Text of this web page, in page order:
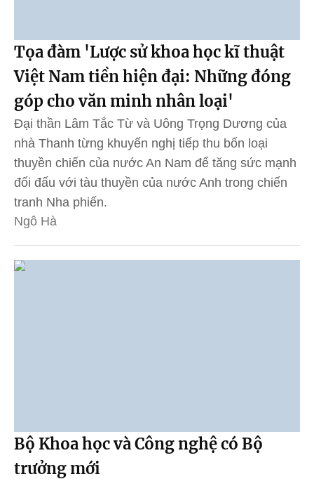
Tọa đàm 'Lược sử khoa học kĩ thuật
Việt Nam tiền hiện đại: Những đóng
góp cho văn minh nhân loại'
Đại thần Lâm Tắc Từ và Uông Trọng Dương của
nhà Thanh từng khuyến nghị tiếp thu bốn loại
thuyền chiến của nước An Nam để tăng sức mạnh
đối đấu với tàu thuyền của nước Anh trong chiến
tranh Nha phiến.
Ngô Hà
Bộ Khoa học và Công nghệ có Bộ
trưởng mới